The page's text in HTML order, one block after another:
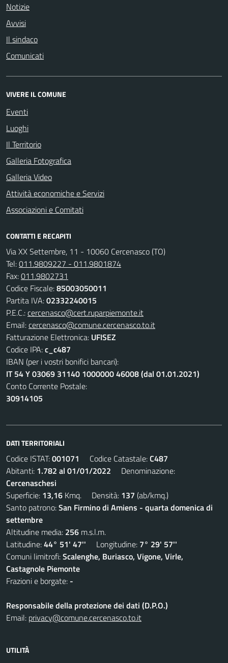
Notizie
Avvisi
Il sindaco
Comunicati
VIVERE IL COMUNE
Eventi
Luoghi
Il Territorio
Galleria Fotografica
Galleria Video
Attività economiche e Servizi
Associazioni e Comitati
CONTATTI E RECAPITI
Via XX Settembre, 11 - 10060 Cercenasco (TO)
Tel:011.9809227 - 011.9801874
Fax:011.9802731
Codice Fiscale:85003050011
Partita IVA:02332240015
P.E.C.:cercenasco@cert.ruparpiemonte.it
Email:cercenasco@comune.cercenasco.to.it
Fatturazione Elettronica: UFISEZ
Codice IPA:c_c487
IBAN (per i vostri bonifici bancari):
IT 54 Y 03069 31140 1000000 46008 (dal 01.01.2021)
Conto Corrente Postale:
30914105
DATI TERRITORIALI
Codice ISTAT:001071 Codice Catastale:C487
Abitanti: 1.782 al 01/01/2022 Denominazione:
Cercenaschesi
Superficie: 13,16 Kmq. Densità: 137 (ab/kmq.)
Santo patrono:San Firmino di Amiens - quarta domenica di
settembre
Altitudine media: 256 m.s.l.m.
Latitudine:44° 51' 47'' Longitudine: 7° 29' 57''
Comuni limitrofi:Scalenghe, Buriasco, Vigone, Virle,
Castagnole Piemonte
Frazioni e borgate: -
Responsabile della protezione dei dati (D.P.O.)
Email: privacy@comune.cercenasco.to.it
UTILITÀ